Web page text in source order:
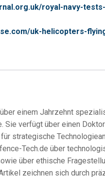
royal-navy-
uk-helicopters-
einem Jahrzehnt
Sie verfügt über einen
strategische
Tech.de über
über ethische
zeichnen sich durch